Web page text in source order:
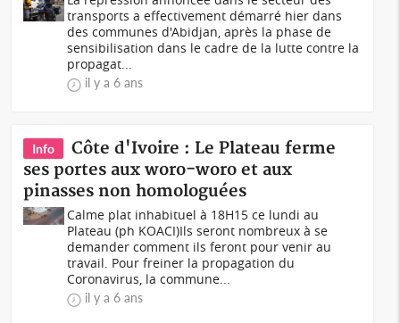
transports a effectivement démarré hier dans
des communes d'Abidjan, après la phase de
sensibilisation dans le cadre de la lutte contre la
propagat...
il y a 6 ans
Info
Côte d'Ivoire : Le Plateau ferme
ses portes aux woro-woro et aux
pinasses non homologuées
Calme plat inhabituel à 18H15 ce lundi au
Plateau (ph KOACI)Ils seront nombreux à se
demander comment ils feront pour venir au
travail. Pour freiner la propagation du
Coronavirus, la commune...
il y a 6 ans